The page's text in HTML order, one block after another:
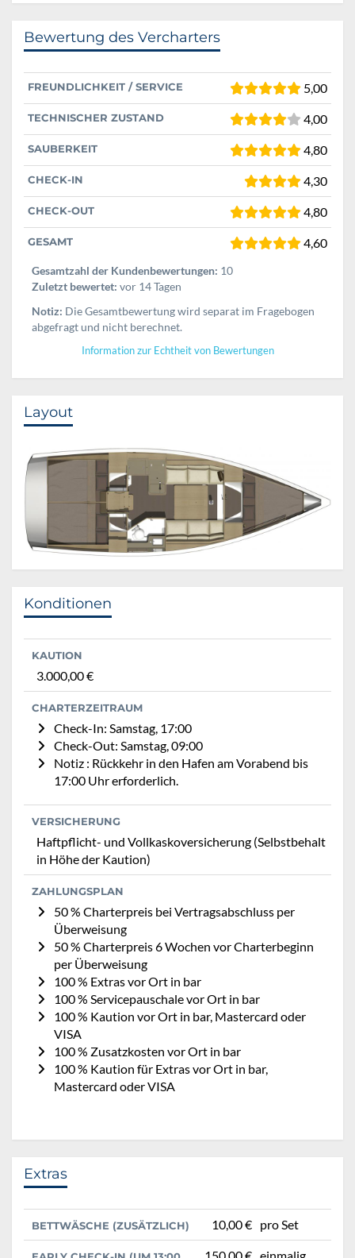
Bewertung des Vercharters
FREUNDLICHKEIT / SERVICE 5,00
TECHNISCHER ZUSTAND 4,00
SAUBERKEIT 4,80
CHECK-IN 4,30
CHECK-OUT 4,80
GESAMT 4,60
Gesamtzahl der Kundenbewertungen: 10
Zuletzt bewertet: vor 14 Tagen
Notiz: Die Gesamtbewertung wird separat im Fragebogen
abgefragt und nicht berechnet.
Information zur Echtheit von Bewertungen
Layout
Konditionen
KAUTION
3.000,00 €
CHARTERZEITRAUM
Check-In: Samstag, 17:00
Check-Out: Samstag, 09:00
Notiz : Rückkehr in den Hafen am Vorabend bis
17:00 Uhr erforderlich.
VERSICHERUNG
Haftpflicht- und Vollkaskoversicherung (Selbstbehalt
in Höhe der Kaution)
ZAHLUNGSPLAN
50 % Charterpreis bei Vertragsabschluss per
Überweisung
50 % Charterpreis 6 Wochen vor Charterbeginn
per Überweisung
100 % Extras vor Ort in bar
100 % Servicepauschale vor Ort in bar
100 % Kaution vor Ort in bar, Mastercard oder
VISA
100 % Zusatzkosten vor Ort in bar
100 % Kaution für Extras vor Ort in bar,
Mastercard oder VISA
Extras
BETTWÄSCHE (ZUSÄTZLICH) 10,00 € pro Set